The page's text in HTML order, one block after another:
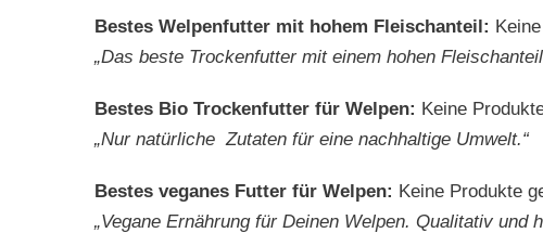
Bestes Welpenfutter mit hohem Fleischanteil:
„Das beste Trockenfutter mit einem hohen
Bestes Bio Trockenfutter für Welpen: Keine
„Nur natürliche Zutaten für eine nachhaltige Umwelt.“
Bestes veganes Futter für Welpen: Keine Produkte
„Vegane Ernährung für Deinen Welpen. Qualitativ und